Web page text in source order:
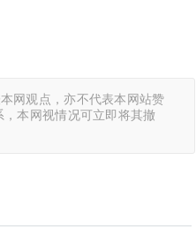
网观点，亦不代表本网站赞
本网视情况可立即将其撤